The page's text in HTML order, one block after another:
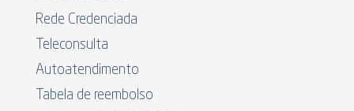
Rede Credenciada
Teleconsulta
Autoatendimento
Tabela de reembolso